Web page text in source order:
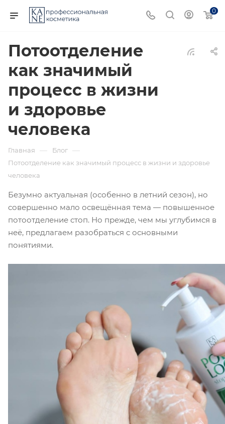
0
Потоотделение
как значимый
процесс в жизни
и здоровье
человека
Главная — Блог —
Потоотделение как значимый процесс в жизни и здоровье
человека
Безумно актуальная (особенно в летний сезон), но
совершенно мало освещённая тема — повышенное
потоотделение стоп. Но прежде, чем мы углубимся в
неё, предлагаем разобраться с основными
понятиями.